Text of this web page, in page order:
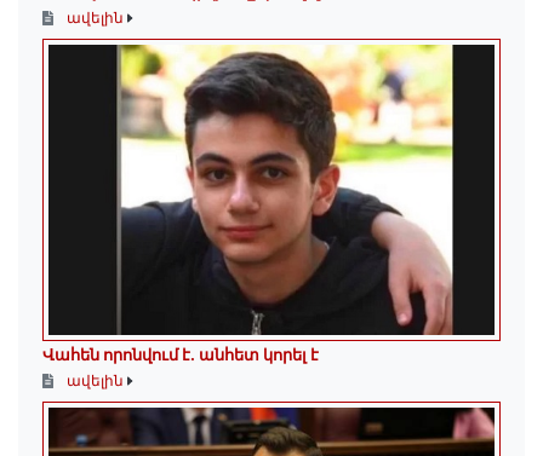
ավելին
Վահեն որոնվում է․ անհետ կորել է
ավելին